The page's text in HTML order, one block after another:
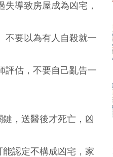
導致房屋成為凶宅，
不要以為有人自殺就一
評估，不要自己亂告一
，送醫後才死亡，凶
認定不構成凶宅，家